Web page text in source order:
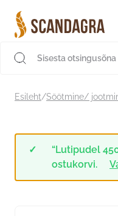
sisu
juurde
Esileht/Söötmine/
“Lutipudel
ostukorvi.